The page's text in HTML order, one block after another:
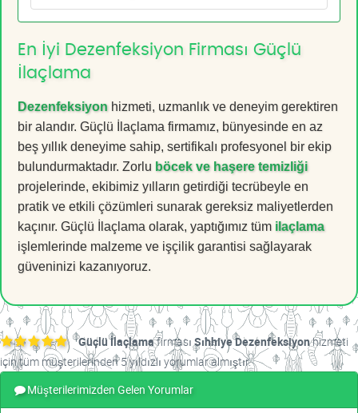
En İyi Dezenfeksiyon Firması Güçlü
İlaçlama
Dezenfeksiyon hizmeti, uzmanlık ve deneyim gerektiren
bir alandır. Güçlü İlaçlama firmamız, bünyesinde en az
beş yıllık deneyime sahip, sertifikalı profesyonel bir ekip
bulundurmaktadır. Zorlu böcek ve haşere temizliği
projelerinde, ekibimiz yılların getirdiği tecrübeyle en
pratik ve etkili çözümleri sunarak gereksiz maliyetlerden
kaçınır. Güçlü İlaçlama olarak, yaptığımız tüm ilaçlama
işlemlerinde malzeme ve işçilik garantisi sağlayarak
güveninizi kazanıyoruz.
Güçlü İlaçlamafirmasıSıhhiye Dezenfeksiyonhizmeti
için tüm müşterilerinden 5 yıldızlı yorumlar almıştır.
Müşterilerimizden Gelen Yorumlar